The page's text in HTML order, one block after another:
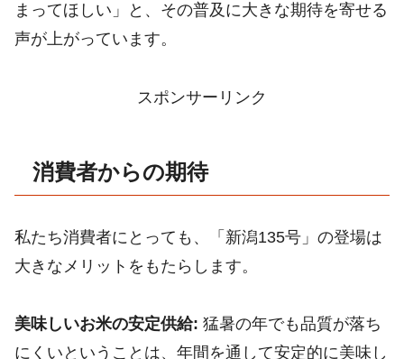
まってほしい」と、その普及に大きな期待を寄せる
声が上がっています。
スポンサーリンク
消費者からの期待
私たち消費者にとっても、「新潟135号」の登場は
大きなメリットをもたらします。
美味しいお米の安定供給: 猛暑の年でも品質が落ち
にくいということは、年間を通して安定的に美味し